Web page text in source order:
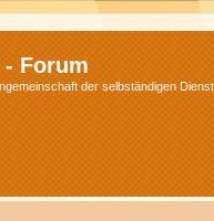
- Forum
der selbständigen